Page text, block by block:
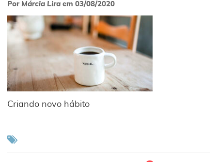
Por Márcia Lira em 03/08/2020
Criando novo hábito